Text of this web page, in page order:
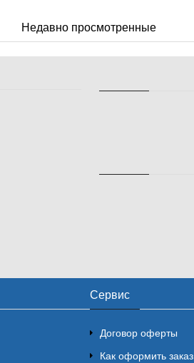
Недавно просмотренные
Сервис
Договор оферты
Как оформить заказ